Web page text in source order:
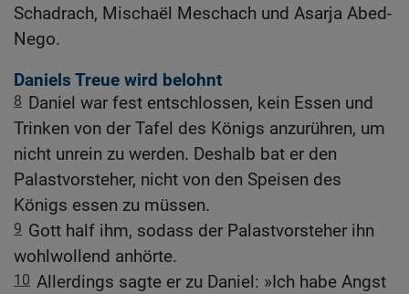
Schadrach, Mischaël Meschach und Asarja Abed-
Nego.
Daniels Treue wird belohnt
8 Daniel war fest entschlossen, kein Essen und
Trinken von der Tafel des Königs anzurühren, um
nicht unrein zu werden. Deshalb bat er den
Palastvorsteher, nicht von den Speisen des
Königs essen zu müssen.
9 Gott half ihm, sodass der Palastvorsteher ihn
wohlwollend anhörte.
10 Allerdings sagte er zu Daniel: »Ich habe Angst